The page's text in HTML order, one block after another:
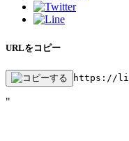
URLをコピー
https://
"